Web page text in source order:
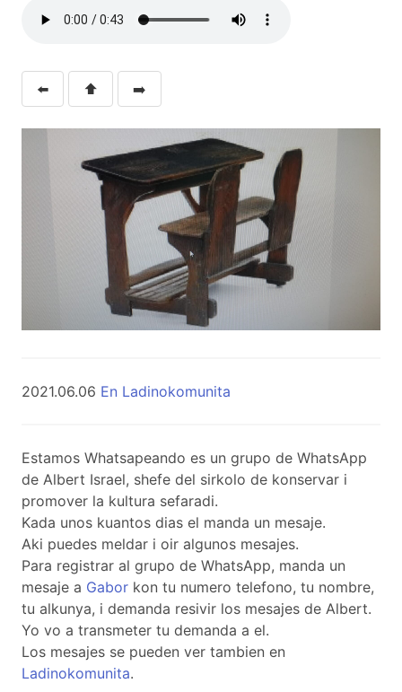
⬅️ ⬆️ ➡️
2021.06.06 En Ladinokomunita
Estamos Whatsapeando es un grupo de WhatsApp
de Albert Israel, shefe del sirkolo de konservar i
promover la kultura sefaradi.
Kada unos kuantos dias el manda un mesaje.
Aki puedes meldar i oir algunos mesajes.
Para registrar al grupo de WhatsApp, manda un
mesaje a Gabor kon tu numero telefono, tu nombre,
tu alkunya, i demanda resivir los mesajes de Albert.
Yo vo a transmeter tu demanda a el.
Los mesajes se pueden ver tambien en
Ladinokomunita.